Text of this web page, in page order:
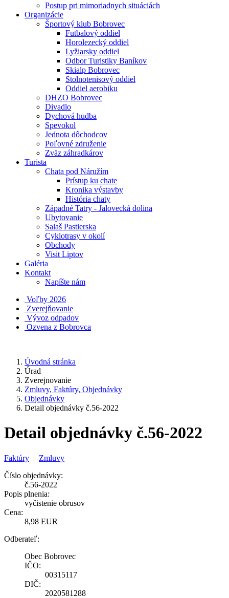
Postup pri mimoriadnych situáciách
Organizácie
Športový klub Bobrovec
Futbalový oddiel
Horolezecký oddiel
Lyžiarsky oddiel
Odbor Turistiky Baníkov
Skialp Bobrovec
Stolnotenisový oddiel
Oddiel aerobiku
DHZO Bobrovec
Divadlo
Dychová hudba
Spevokol
Jednota dôchodcov
Poľovné združenie
Zväz záhradkárov
Turista
Chata pod Náružím
Prístup ku chate
Kronika výstavby
História chaty
Západné Tatry - Jalovecká dolina
Ubytovanie
Salaš Pastierska
Cyklotrasy v okolí
Obchody
Visit Liptov
Galéria
Kontakt
Napíšte nám
Voľby 2026
Zverejňovanie
Vývoz odpadov
Ozvena z Bobrovca
Úvodná stránka
Úrad
Zverejnovanie
Zmluvy, Faktúry, Objednávky
Objednávky
Detail objednávky č.56-2022
Detail objednávky č.56-2022
Faktúry | Zmluvy
Číslo objednávky:
č.56-2022
Popis plnenia:
vyčistenie obrusov
Cena:
8,98 EUR
Odberateľ:
Obec Bobrovec
IČO:
00315117
DIČ:
2020581288